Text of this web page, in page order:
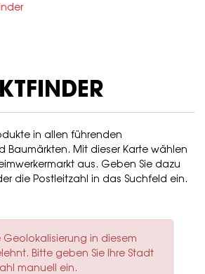
in allen führenden
Baumärkten. Mit dieser Karte wählen
aus. Geben Sie dazu
die Postleitzahl in das Suchfeld ein.
Geolokalisierung in diesem
Bitte geben Sie Ihre Stadt
manuell ein.